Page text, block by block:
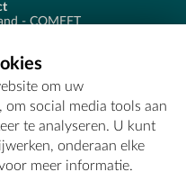
- COMEET
96
om uw
social media tools aan
te analyseren. U kunt
onderaan elke
meer informatie.